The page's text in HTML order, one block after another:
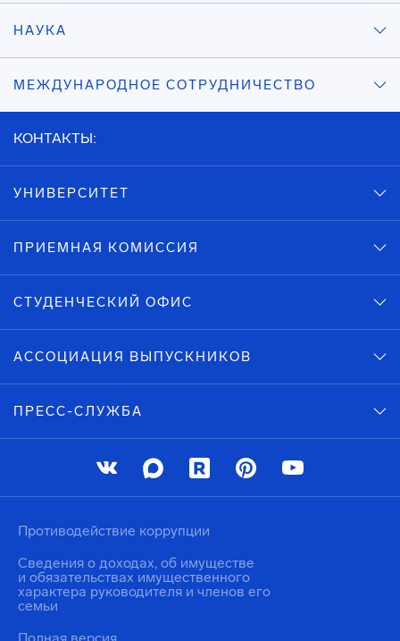
НАУКА
МЕЖДУНАРОДНОЕ СОТРУДНИЧЕСТВО
КОНТАКТЫ:
УНИВЕРСИТЕТ
ПРИЕМНАЯ КОМИССИЯ
СТУДЕНЧЕСКИЙ ОФИС
АССОЦИАЦИЯ ВЫПУСКНИКОВ
ПРЕСС-СЛУЖБА
Противодействие коррупции
Сведения о доходах, об имуществе
и обязательствах имущественного
характера руководителя и членов его
семьи